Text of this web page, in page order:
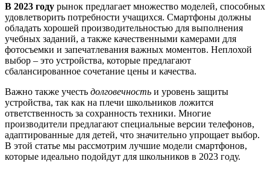
В 2023 году рынок предлагает множество моделей, способных
удовлетворить потребности учащихся. Смартфоны должны
обладать хорошей производительностью для выполнения
учебных заданий, а также качественными камерами для
фотосъемки и запечатлевания важных моментов. Неплохой
выбор – это устройства, которые предлагают
сбалансированное сочетание цены и качества.
Важно также учесть долговечность и уровень защиты
устройства, так как на плечи школьников ложится
ответственность за сохранность техники. Многие
производители предлагают специальные версии телефонов,
адаптированные для детей, что значительно упрощает выбор.
В этой статье мы рассмотрим лучшие модели смартфонов,
которые идеально подойдут для школьников в 2023 году.